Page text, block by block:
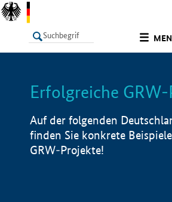
LISTE
Erfolgreiche
Auf der folgenden
finden Sie konkrete
GRW-Projekte!